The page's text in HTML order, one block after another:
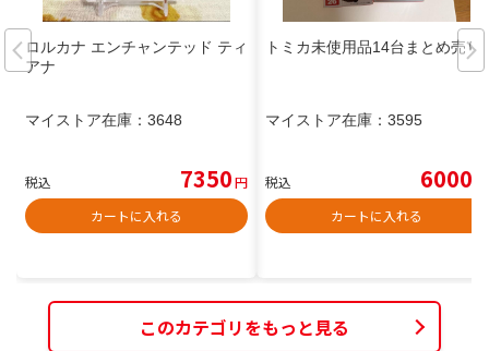
ロルカナ エンチャンテッド ティ
アナ
マイストア在庫： 3648
税込 7350円
カートに入れる
トミカ未使用品14台まとめ売り
マイストア在庫： 3595
税込 6000
カートに入れる
このカテゴリをもっと見る